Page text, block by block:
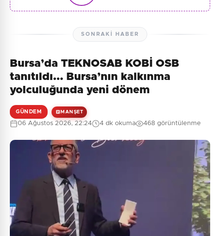
SONRAKI HABER
Bursa’da TEKNOSAB KOBİ OSB
tanıtıldı... Bursa’nın kalkınma
yolculuğunda yeni dönem
GÜNDEM MANŞET
06 Ağustos 2026, 22:24 4 dk okuma 468 görüntülenme